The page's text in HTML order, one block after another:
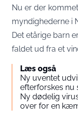
Nu er der
myndighederne i
Det etårige barn
faldet ud fra et
Læs også
Ny uventet
efterforskes nu
Ny dødelig
over for en